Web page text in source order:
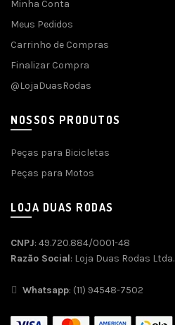
Minha Conta
Meus Pedidos
Carrinho de Compras
Finalizar Compra
@LojaDuasRodas
NOSSOS PRODUTOS
Peças para Bicicletas
Peças para Motos
LOJA DUAS RODAS
CNPJ: 49.720.884/0001-48
Razão Social: Loja Duas Rodas Ltda.
Whatsapp: (11) 94548-7502